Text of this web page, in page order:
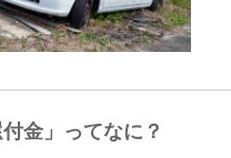
金」ってなに？